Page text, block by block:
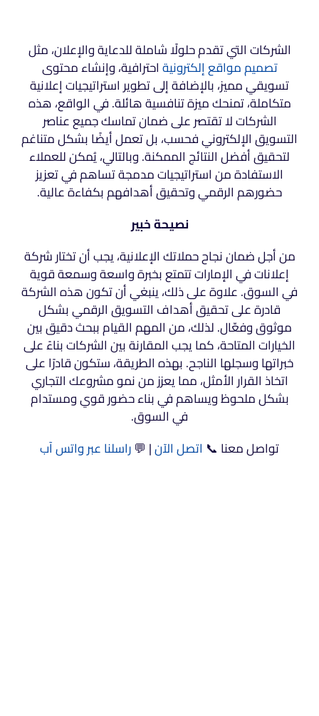
الشركات التي تقدم حلولًا شاملة للدعاية والإعلان، مثل
تصميم مواقع إلكترونيةاحترافية، وإنشاء محتوى
تسويقي مميز، بالإضافة إلى تطوير استراتيجيات إعلانية
متكاملة، تمنحك ميزة تنافسية هائلة. في الواقع، هذه
الشركات لا تقتصر على ضمان تماسك جميع عناصر
التسويق الإلكتروني فحسب، بل تعمل أيضًا بشكل متناغم
لتحقيق أفضل النتائج الممكنة. وبالتالي، يُمكن للعملاء
الاستفادة من استراتيجيات مدمجة تساهم في تعزيز
حضورهم الرقمي وتحقيق أهدافهم بكفاءة عالية.
نصيحة خبير
من أجل ضمان نجاح حملاتك الإعلانية، يجب أن تختار شركة
إعلانات في الإمارات تتمتع بخبرة واسعة وسمعة قوية
في السوق. علاوة على ذلك، ينبغي أن تكون هذه الشركة
قادرة على تحقيق أهداف التسويق الرقمي بشكل
موثوق وفعّال. لذلك، من المهم القيام ببحث دقيق بين
الخيارات المتاحة، كما يجب المقارنة بين الشركات بناءً على
خبراتها وسجلها الناجح. بهذه الطريقة، ستكون قادرًا على
اتخاذ القرار الأمثل، مما يعزز من نمو مشروعك التجاري
بشكل ملحوظ ويساهم في بناء حضور قوي ومستدام
في السوق.
تواصل معنا 📞 اتصل الآن| 💬راسلنا عبر واتس آب